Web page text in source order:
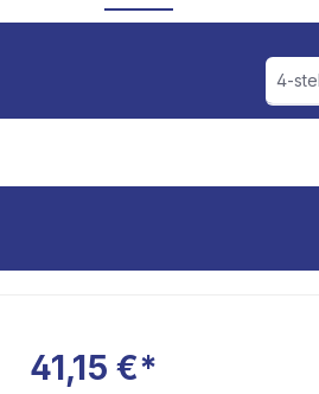
4-stellig
41,15 €*